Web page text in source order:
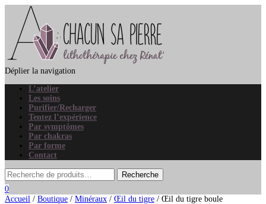
Déplier la navigation
L’atelier
Les soins
Purifier/Recharger
Tentez l’expérience
Par symptômes
Par chakras
Par forme
Contact
0
Accueil / Boutique / Minéraux / Œil du tigre / Œil du tigre boule